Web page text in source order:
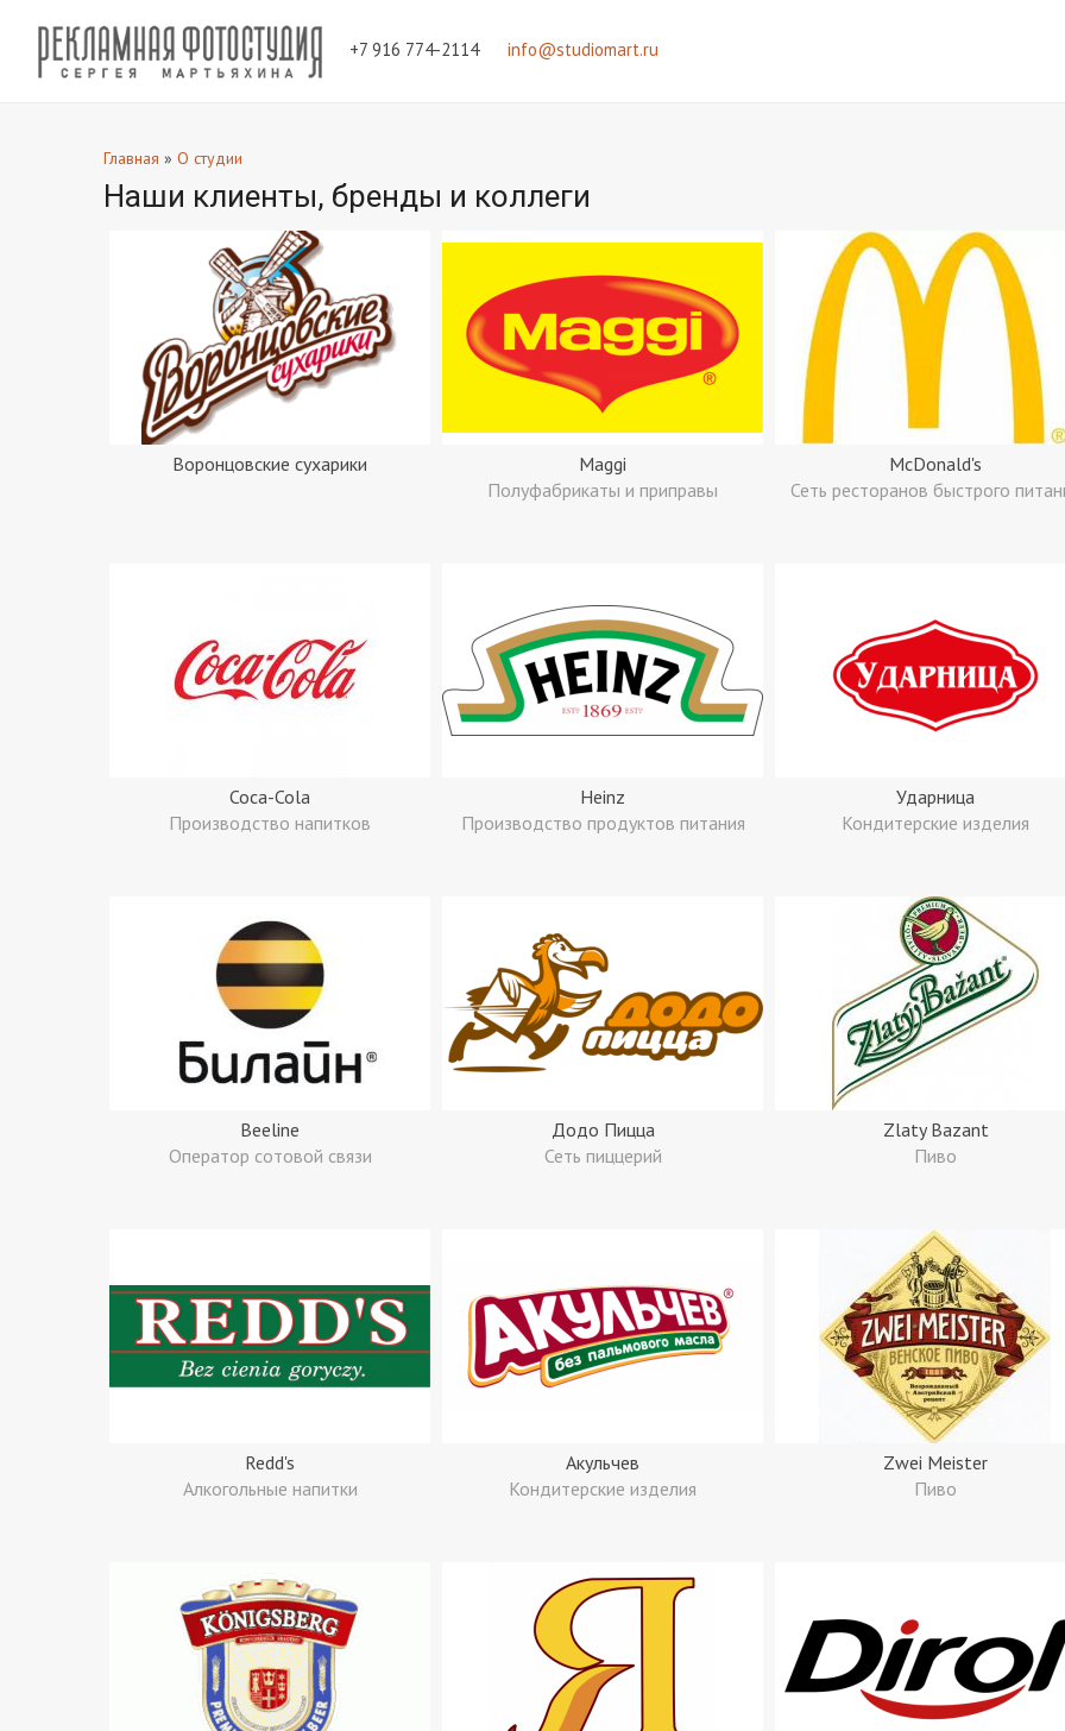
+7 916 774-2114 info@studiomart.ru
Главная » О студии
Наши клиенты, бренды и коллеги
Воронцовские сухарики
Maggi
Полуфабрикаты и приправы
McDonald's
Сеть ресторанов быстрого
Coca-Cola
Производство напитков
Heinz
Производство продуктов питания
Ударница
Кондитерские изделия
Beeline
Оператор сотовой связи
Додо Пицца
Сеть пиццерий
Zlaty Bazant
Пиво
Redd's
Алкогольные напитки
Акульчев
Кондитерские изделия
Zwei Meister
Пиво